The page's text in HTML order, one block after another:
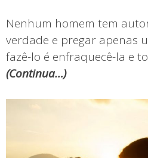
Nenhum homem tem
verdade e pregar apenas
fazê-lo é enfraquecê-la e
(Continua…)